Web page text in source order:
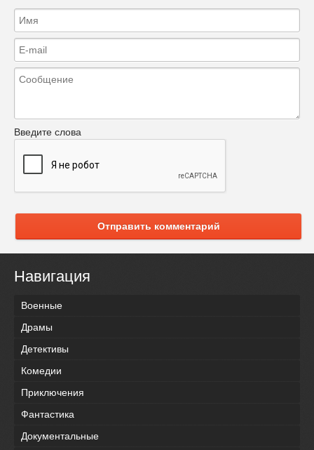
Введите слова
Отправить комментарий
Навигация
Военные
Драмы
Детективы
Комедии
Приключения
Фантастика
Документальные